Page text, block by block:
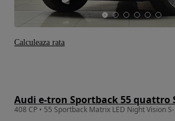
Audi e-tron Sportback 55 quattro
Calculeaza rata